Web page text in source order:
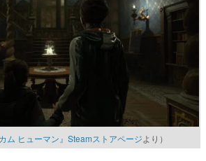
ム ヒューマン』Steamストアページより）